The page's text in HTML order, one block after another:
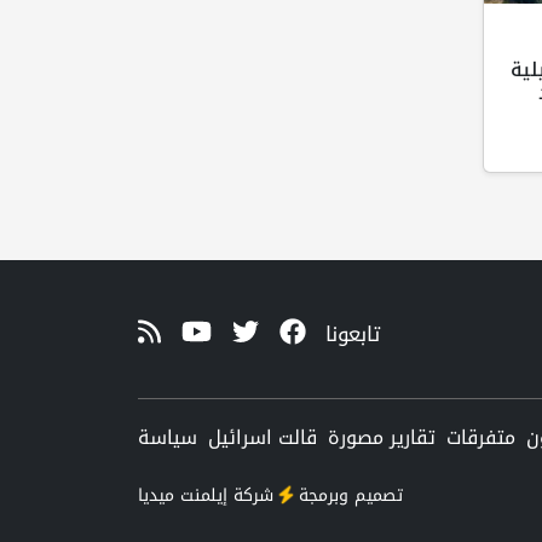
تابعونا
متفرقات تقارير مصورة قالت اسرائيل سياسة
تصميم وبرمجة شركة إيلمنت ميديا